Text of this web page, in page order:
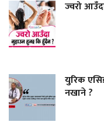
ज्वरो
युरिक
नखाने ?